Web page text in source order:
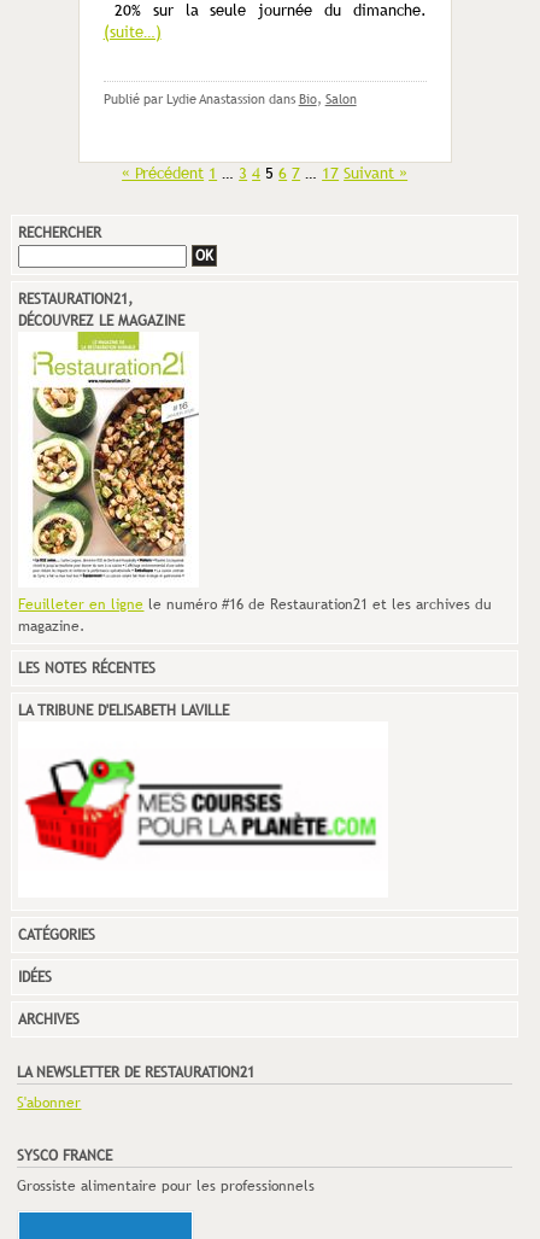
20% sur la seule journée du dimanche.
(suite…)
Publié par Lydie Anastassion dans Bio, Salon
« Précédent 1 … 3 4 5 6 7 … 17 Suivant »
RECHERCHER
RESTAURATION21,
DÉCOUVREZ LE MAGAZINE
Feuilleter en ligne le numéro #16 de Restauration21 et les archives du
magazine.
LES NOTES RÉCENTES
LA TRIBUNE D'ELISABETH LAVILLE
CATÉGORIES
IDÉES
ARCHIVES
LA NEWSLETTER DE RESTAURATION21
S'abonner
SYSCO FRANCE
Grossiste alimentaire pour les professionnels